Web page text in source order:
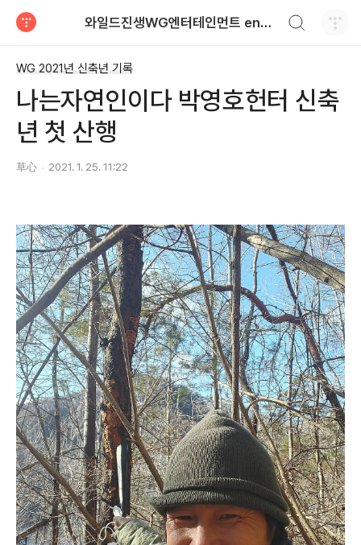
와일드진생WG엔터테인먼트 entertainment
WG 2021년 신축년 기록
나는자연인이다 박영호헌터 신축
년 첫 산행
草心 2021. 1. 25. 11:22